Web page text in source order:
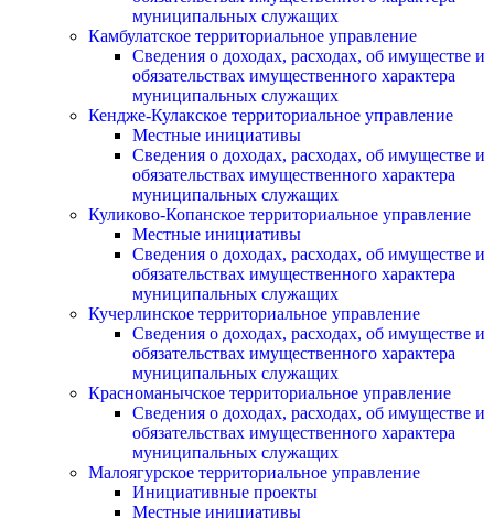
муниципальных служащих
Камбулатское территориальное управление
Сведения о доходах, расходах, об имуществе и
обязательствах имущественного характера
муниципальных служащих
Кендже-Кулакское территориальное управление
Местные инициативы
Сведения о доходах, расходах, об имуществе и
обязательствах имущественного характера
муниципальных служащих
Куликово-Копанское территориальное управление
Местные инициативы
Сведения о доходах, расходах, об имуществе и
обязательствах имущественного характера
муниципальных служащих
Кучерлинское территориальное управление
Сведения о доходах, расходах, об имуществе и
обязательствах имущественного характера
муниципальных служащих
Красноманычское территориальное управление
Сведения о доходах, расходах, об имуществе и
обязательствах имущественного характера
муниципальных служащих
Малоягурское территориальное управление
Инициативные проекты
Местные инициативы